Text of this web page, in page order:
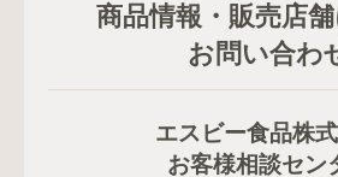
商品情報・販売店
お問い合わ
エスビー食品株
お客様相談セン